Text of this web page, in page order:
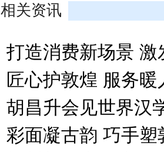
相关资讯
打造消费新场景 激
匠心护敦煌 服务暖
胡昌升会见世界汉
彩面凝古韵 巧手塑